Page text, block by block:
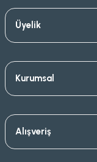
Üyelik
Kurumsal
Alışveriş